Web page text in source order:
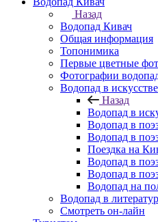
Назад
Водопад Кивач
Общая информация
Топонимика
Первые цветные
Фотографии
Водопад в искусстве
Назад
Водопад в
Водопад в
Водопад в
Поездка на
Водопад в
Водопад в
Водопад на
Водопад в
Смотреть он-лайн